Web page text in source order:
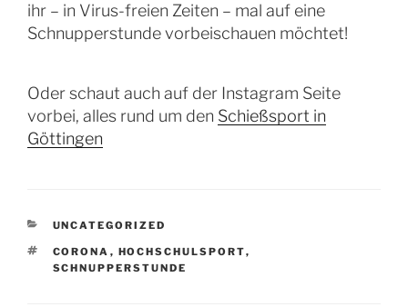
ihr – in Virus-freien Zeiten – mal auf eine
Schnupperstunde vorbeischauen möchtet!
Oder schaut auch auf der Instagram Seite
vorbei, alles rund um den Schießsport in
Göttingen
KATEGORIEN
UNCATEGORIZED
SCHLAGWÖRTER
CORONA , HOCHSCHULSPORT,
SCHNUPPERSTUNDE